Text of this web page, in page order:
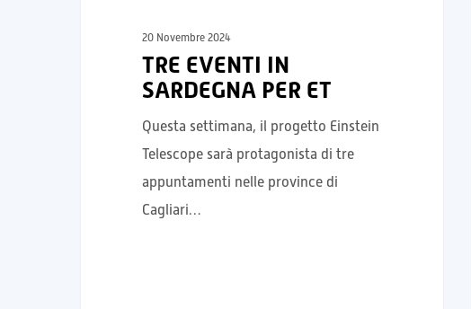
20 Novembre 2024
TRE EVENTI IN
SARDEGNA PER ET
Questa settimana, il progetto Einstein
Telescope sarà protagonista di tre
appuntamenti nelle province di
Cagliari…